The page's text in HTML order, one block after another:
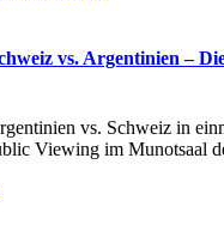
vs. Argentinien –
vs. Schweiz in
Viewing im Munotsaal